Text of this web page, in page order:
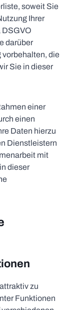
soweit Sie
Ihrer
DSGVO
darüber
die
Sie in dieser
einer
einen
Daten hierzu
Dienstleistern
mit
dieser
zu
Funktionen